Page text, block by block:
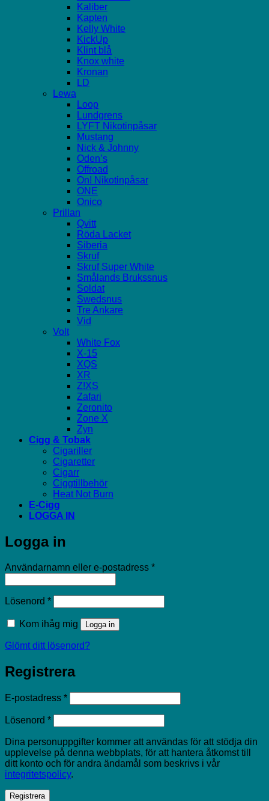
Kaliber
Kapten
Kelly White
KickUp
Klint blå
Knox white
Kronan
LD
Lewa
Loop
Lundgrens
LYFT Nikotinpåsar
Mustang
Nick & Johnny
Oden’s
Offroad
On! Nikotinpåsar
ONE
Onico
Prillan
Qvitt
Röda Lacket
Siberia
Skruf
Skruf Super White
Smålands Brukssnus
Soldat
Swedsnus
Tre Ankare
Vid
Volt
White Fox
X-15
XQS
XR
Z!XS
Zafari
Zeronito
Zone X
Zyn
Cigg & Tobak
Cigariller
Cigaretter
Cigarr
Ciggtillbehör
Heat Not Burn
E-Cigg
LOGGA IN
Logga in
Användarnamn eller e-postadress *Obligatoriskt
Lösenord *Obligatoriskt
Kom ihåg mig Logga in
Glömt ditt lösenord?
Registrera
E-postadress *Obligatoriskt
Lösenord *Obligatoriskt
Dina personuppgifter kommer att användas för att stödja din
upplevelse på denna webbplats, för att hantera åtkomst till
ditt konto och för andra ändamål som beskrivs i vår
integritetspolicy.
Registrera